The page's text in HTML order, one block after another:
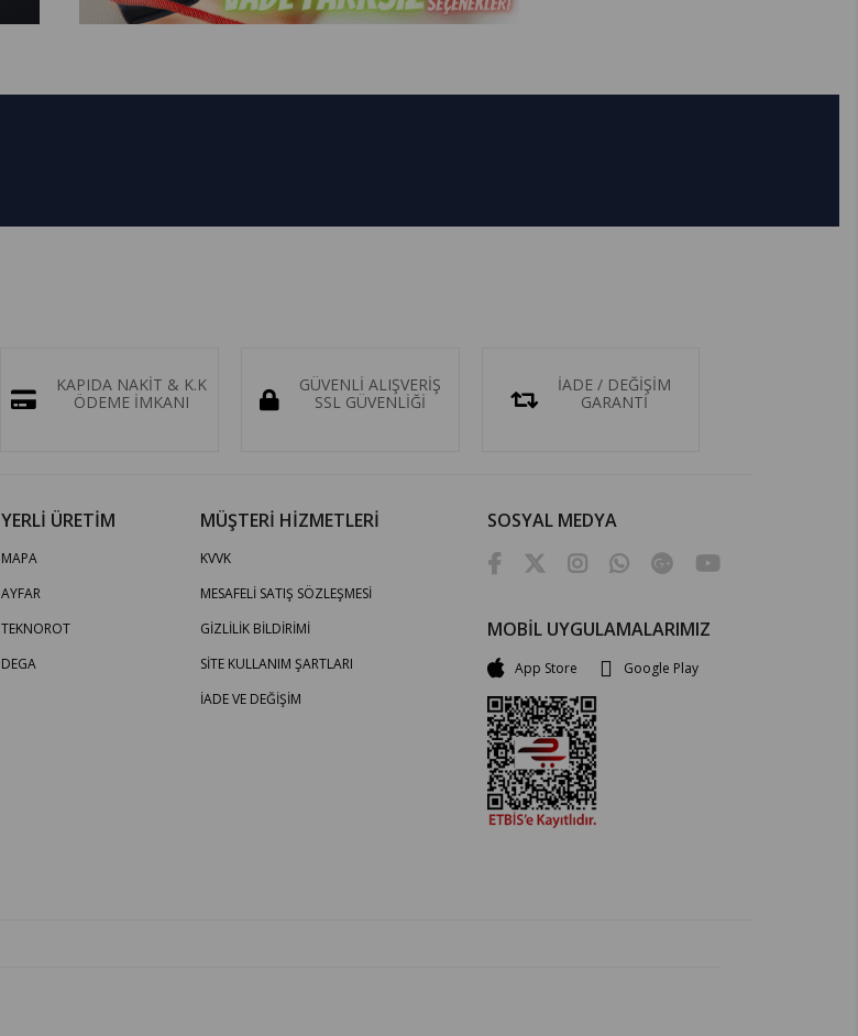
KAPIDA NAKİT & K.K
ÖDEME İMKANI
GÜVENLİ ALIŞVERİŞ
SSL GÜVENLİĞİ
İADE / DEĞİŞİM
GARANTİ
YERLİ ÜRETİM
MAPA
AYFAR
TEKNOROT
DEGA
MÜŞTERİ HİZMETLERİ
KVVK
MESAFELİ SATIŞ SÖZLEŞMESİ
GİZLİLİK BİLDİRİMİ
SİTE KULLANIM ŞARTLARI
İADE VE DEĞİŞİM
SOSYAL MEDYA
MOBİL UYGULAMALARIMIZ
App Store Google Play